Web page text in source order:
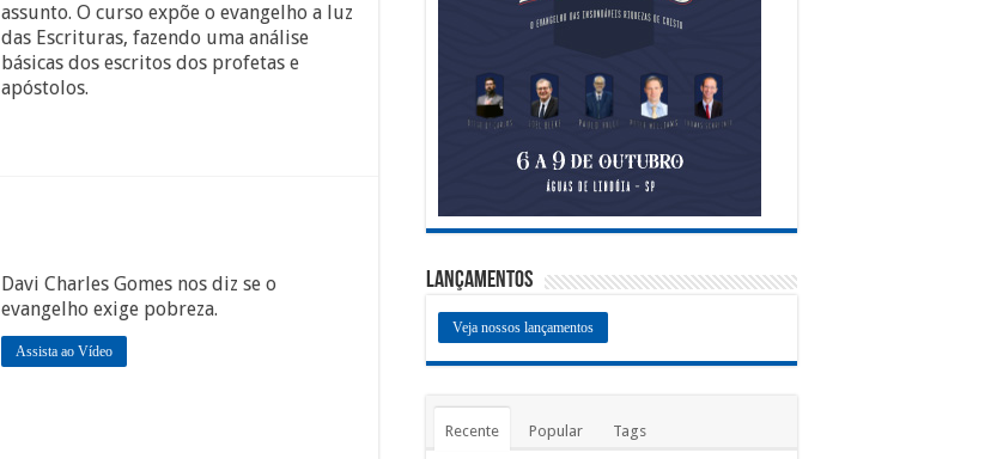
assunto. O curso expõe o evangelho a luz
das Escrituras, fazendo uma análise
básicas dos escritos dos profetas e
apóstolos.
Davi Charles Gomes nos diz se o
evangelho exige pobreza.
Assista ao Vídeo
Lançamentos
Veja nossos lançamentos
Recente Popular Tags